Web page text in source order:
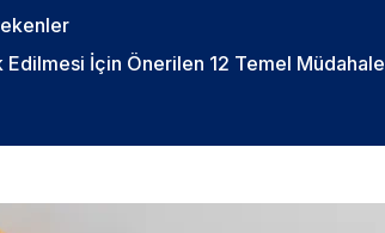
Edilmesi İçin Önerilen 12 Temel Müdahale